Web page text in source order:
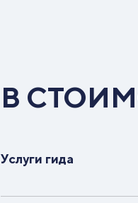
В
Услуги гида